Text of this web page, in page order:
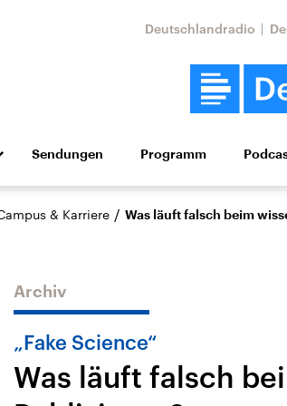
Deutschlandradio
Politik Wirtschaft
Feature Musik
Nahostkonflikt
Sendungen Programm
& Karriere / Was läuft falsch beim
Archiv
„Fake Science“
Was läuft falsch